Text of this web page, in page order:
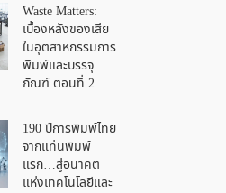
Waste Matters:
เบื้องหลังของเสีย
ในอุตสาหกรรมการ
พิมพ์และบรรจุ
ภัณฑ์ ตอนที่ 2
190 ปีการพิมพ์ไทย
จากแท่นพิมพ์
แรก…สู่อนาคต
แห่งเทคโนโลยีและ